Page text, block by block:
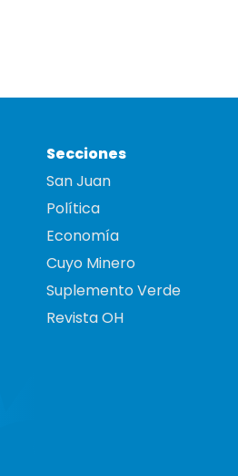
Secciones
San Juan
Política
Economía
Cuyo Minero
Suplemento Verde
Revista OH